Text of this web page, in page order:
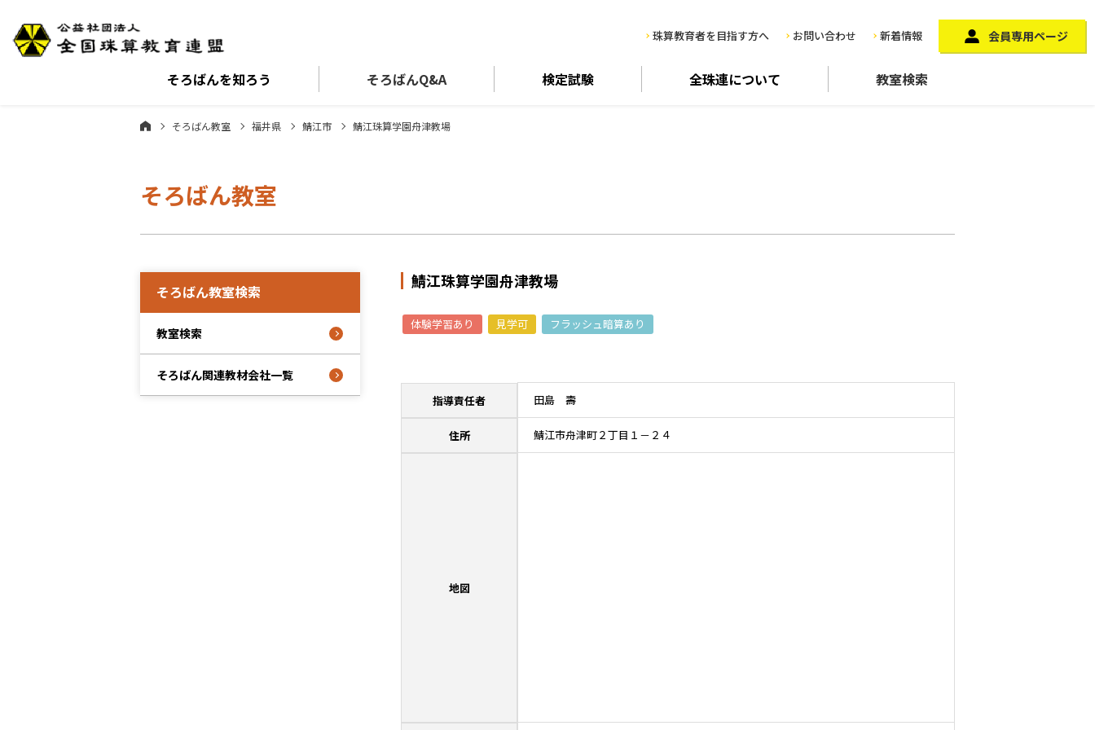
珠算教育者を目指す方へ お問い合わせ 新着情報 会員専用ページ
そろばんを知ろう そろばんQ&A 検定試験 全珠連について 教室検索
そろばん教室 福井県 鯖江市 鯖江珠算学園舟津教場
そろばん教室
鯖江珠算学園舟津教場
体験学習あり 見学可 フラッシュ暗算あり
指導責任者 田島 壽
住所 鯖江市舟津町２丁目１－２４
地図
そろばん教室検索
教室検索
そろばん関連教材会社一覧